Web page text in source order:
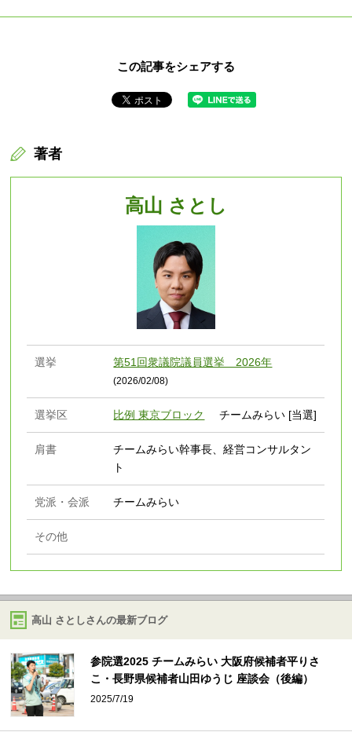
この記事をシェアする
著者
高山 さとし
選挙 第51回衆議院議員選挙 2026年
(2026/02/08)
選挙区 比例 東京ブロック チームみらい [当選]
肩書
チームみらい幹事長、経営コンサルタン
ト
党派・会派 チームみらい
その他
高山 さとしさんの最新ブログ
参院選2025 チームみらい 大阪府候補者平りさ
こ・長野県候補者山田ゆうじ 座談会（後編）
2025/7/19